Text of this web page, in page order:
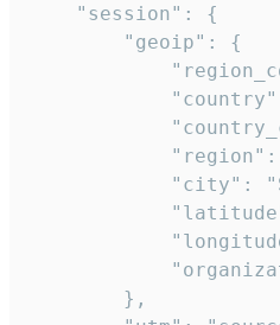
    "session": {
        "geoip": {
"city":
        },